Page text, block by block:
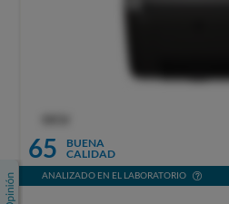
65
BUENA
CALIDAD
ANALIZADO EN EL LABORATORIO